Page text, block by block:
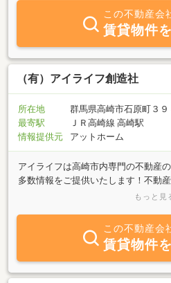
この不動産会
賃貸物件
（有）アイライフ創造社
所在地
群馬県高崎市石原町３
最寄駅
ＪＲ高崎線 高崎駅
情報提供元
アットホーム
アイライフは高崎市内専門の不動産
多数情報をご提供いたします！不動
や地域情報まで３名の女性スタッフ
ライフのお客様には常駐の行政書士
シャルプランナーが物件の紹介物件
そして、お引渡しまで全面的に安心
します。 アイライフでは完全最良
様からの御相談は営業社員でなく[有
もっと見
この不動産会
賃貸物件